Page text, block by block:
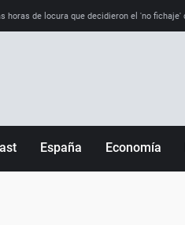
horas de locura que decidieron el 'no
España Economía